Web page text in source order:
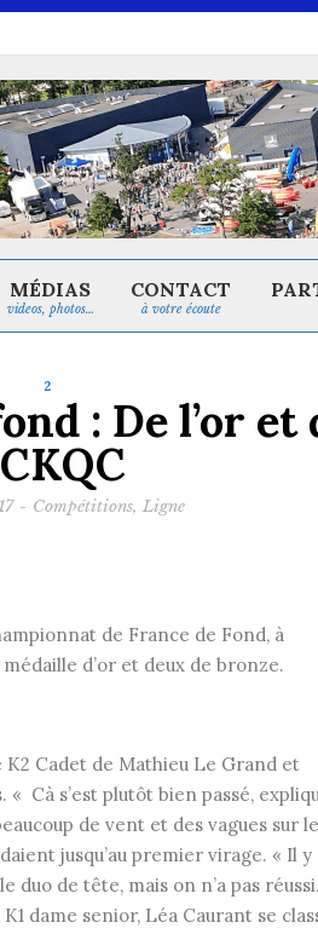
videos, photos…
MÉDIAS
à votre écoute
CONTACT
2
: De l’or
- Compétitions, Ligne
de France de Fond, à
d’or et deux de bronze.
Cadet de Mathieu Le Grand et
Cà s’est plutôt bien passé,
de vent et des vagues sur le
jusqu’au premier virage. « Il y
duo de tête, mais on n’a pas
dame senior, Léa Caurant se